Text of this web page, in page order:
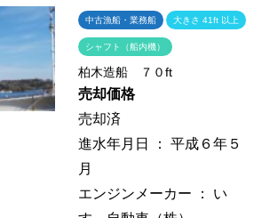
中古漁船・業務船 大きさ 41ft 以上
シャフト（船内機）
柏木造船 ７０ft
売却価格
売却済
進水年月日 ： 平成６年５
月
エンジンメーカー ： い